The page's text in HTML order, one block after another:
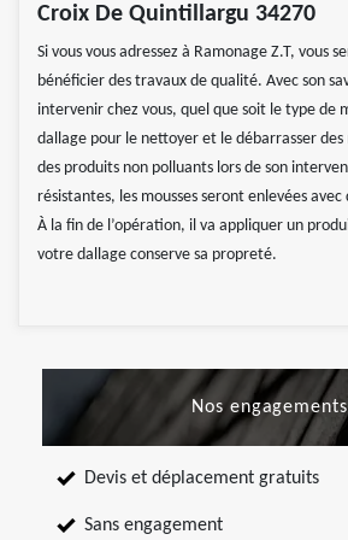
Croix De Quintillargu 34270
Si vous vous adressez à Ramonage Z.T, vous
bénéficier des travaux de qualité. Avec son
intervenir chez vous, quel que soit le type de
dallage pour le nettoyer et le débarrasser des
des produits non polluants lors de son
résistantes, les mousses seront enlevées
À la fin de l’opération, il va appliquer un
votre dallage conserve sa propreté.
Nos engagements
Devis et déplacement gratuits
Sans engagement